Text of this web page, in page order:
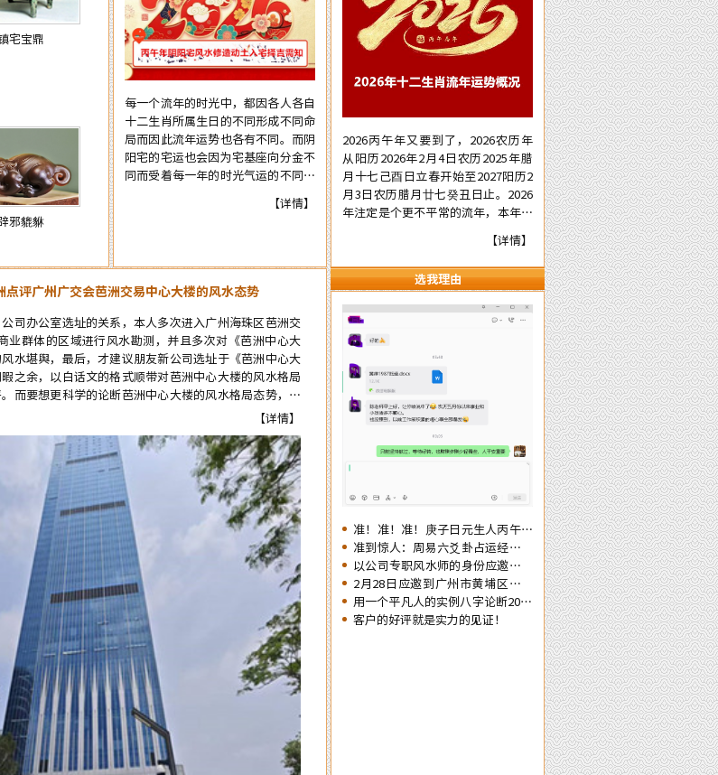
宅宝鼎
邪貔貅
每一个流年的时光中，都因各人各自
十二生肖所属生日的不同形成不同命
局而因此流年运势也各有不同。而阴
阳宅的宅运也会因为宅基座向分金不
同而受着每一年的时光气运的不同影
有着不一样的风水讲究。为使自己在
要了解一下2026年阴阳宅风水修造动
土入宅择吉的具体要点，为心宜的吉
屋修建入宅或阴宅的修造选取到一个
能够趋吉避凶的好日辰而做好规划，
争取更大的成就……
【详情】
2026丙午年又要到了，2026农历年
从阳历2026年2月4日农历2025年腊
月十七己酉日立春开始至2027阳历2
月3日农历腊月廿七癸丑日止。2026
年注定是个更不平常的流年，本年国
系斗争逼害严重，经济更加混乱，行
业拢断更加白热化，民营企业压力已
至顶端悬崖之上。有更多的民营企业
被洗牌面临关闭，两极化更加明显。
但不管怎样，各人有各自的命，十二
生肖生人因命局的不同，运势也各有
不同。为使自己在新的一年里能够趋
吉避凶行好运，有必要先知先觉，提
前了解一下2026年十二生肖的流年运
势情况为未来的一年提前布局，争取
【详情】
点评广州广交会芭洲交易中心大楼的风水态势
司办公室选址的关系，本人多次进入广州海珠区芭洲交
业群体的区域进行风水勘测，并且多次对《芭洲中心大
水堪舆，最后，才建议朋友新公司选址于《芭洲中心大
之余，以白话文的格式顺带对芭洲中心大楼的风水格局
而要想更科学的论断芭洲中心大楼的风水格局态势，就
【详情】
选我理由
准！准！准！庚子日元生人丙午流
年的运势判断实例
准到惊人：周易六爻卦占运经典案
例分享
以公司专职风水师的身份应邀出席
《星橙网络科技公司》成立5周年
庆典
2月28日应邀到广州市黄埔区为朋
友的亲戚堪舆住房风水
用一个平凡人的实例八字论断2026
马年的流年运势
客户的好评就是实力的见证！
州番禺粤海天河城开了家美容店连续亏损了7个月，今年找到陈洲大师看了以后店内布局重新调
谢陈大师的指导。